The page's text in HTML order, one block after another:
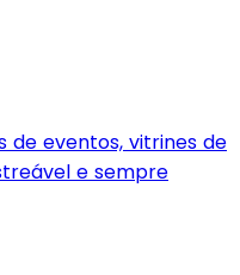
de eventos, vitrines de
e sempre